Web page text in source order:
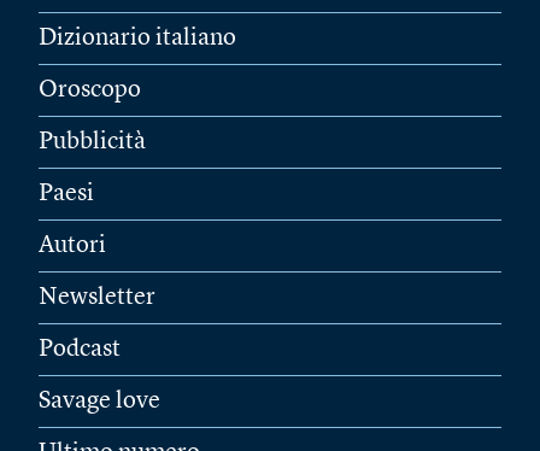
Dizionario italiano
Oroscopo
Pubblicità
Paesi
Autori
Newsletter
Podcast
Savage love